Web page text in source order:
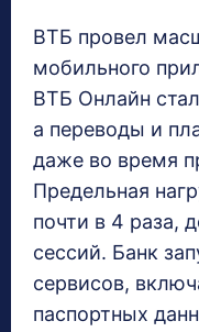
ВТБ провел
мобильного
ВТБ Онлайн
а переводы и
даже во время
Предельная
почти в 4 раза,
сессий. Банк
сервисов,
паспортных